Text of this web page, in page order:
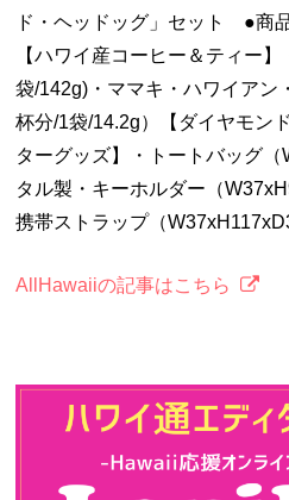
ド・ヘッドッグ」セット ●商
【ハワイ産コーヒー＆ティー
袋/142g)・ママキ・ハワイアン
杯分/1袋/14.2g）【ダイヤモン
ターグッズ】・トートバッグ
タル製・キーホルダー（
携帯ストラップ（
AllHawaiiの記事はこちら